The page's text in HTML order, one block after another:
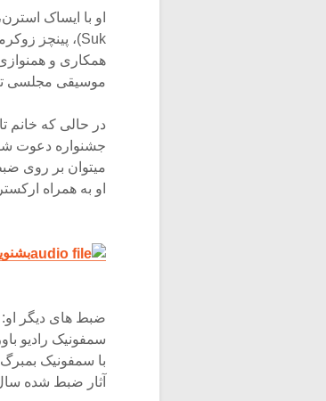
او با ایساک
همکاری و
موسیقی مجلسی
در حالی که خانم
جشنواره دعوت
او به همراه
با سمفونیک
آثار ضبط شده سال ۱۹۹۳ شناخته شده